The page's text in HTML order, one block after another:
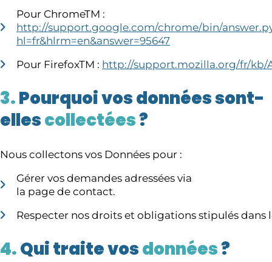
Pour ChromeTM :
http://support.google.com/chrome/bin/
hl=fr&hlrm=en&answer=95647
Pour FirefoxTM : http://support.mozilla.org/fr/kb/
3.Pourquoi vos données sont-
ellescollectées?
Nous collectons vos Données pour :
Gérer vos demandes adressées via
la page de contact.
Respecter nos droits et obligations stipulés dans
4.Qui traite vosdonnées?